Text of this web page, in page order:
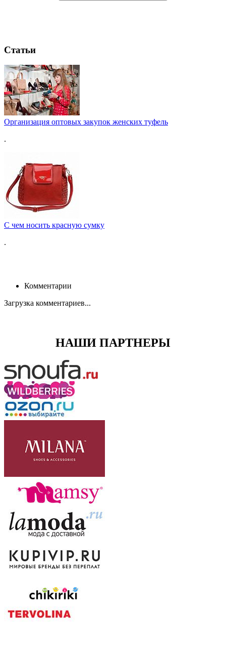
Статьи
Организация оптовых закупок женских туфель
.
C чем носить красную сумку
.
Комментарии
Загрузка комментариев...
НАШИ ПАРТНЕРЫ